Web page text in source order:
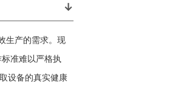
↓
生产的需求。现
准难以严格执
设备的真实健康